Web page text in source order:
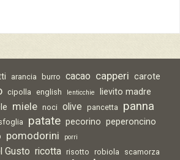
arancia burro cacao capperi carote
cipolla english lenticchie lievito madre
miele noci olive pancetta panna
patate pecorino peperoncino
pomodorini porri
Gusto ricotta risotto robiola scamorza